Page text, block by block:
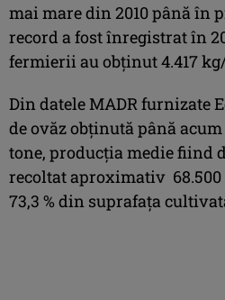
mai mare din 2010 până în
record a fost înregistrat în
fermierii au obținut 4.417
Din datele MADR furnizate
de ovăz obținută până acum
tone, producția medie fiind
recoltat aproximativ 68.500
73,3 % din suprafața